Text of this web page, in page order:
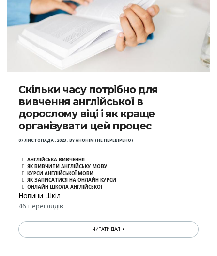
Скільки часу потрібно для
вивчення англійської в
дорослому віці і як краще
організувати цей процес
07 ЛИСТОПАДА , 2023 ,BYАНОНІМ (НЕ ПЕРЕВІРЕНО)
АНГЛІЙСЬКА ВИВЧЕННЯ
ЯК ВИВЧИТИ АНГЛІЙСЬКУ МОВУ
КУРСИ АНГЛІЙСЬКОЇ МОВИ
ЯК ЗАПИСАТИСЯ НА ОНЛАЙН КУРСИ
ОНЛАЙН ШКОЛА АНГЛІЙСЬКОЇ
Новини Шкіл
46 переглядів
ЧИТАТИ ДАЛІ